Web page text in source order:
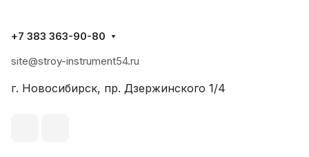
+7 383 363-90-80
site@stroy-instrument54.ru
г. Новосибирск, пр. Дзержинского 1/4